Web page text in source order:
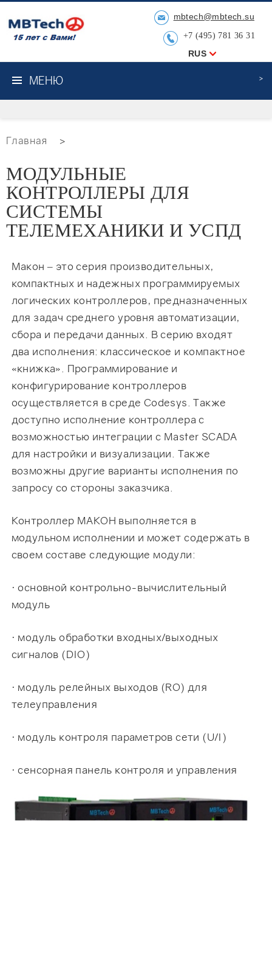
mbtech@mbtech.su
+7 (495) 781 36 31
RUS
МЕНЮ
Главная >
МОДУЛЬНЫЕ
КОНТРОЛЛЕРЫ ДЛЯ
СИСТЕМЫ
ТЕЛЕМЕХАНИКИ И УСПД
Макон – это серия производительных,
компактных и надежных программируемых
логических контроллеров, предназначенных
для задач среднего уровня автоматизации,
сбора и передачи данных. В серию входят
два исполнения: классическое и компактное
«книжка». Программирование и
конфигурирование контроллеров
осуществляется в среде Codesys. Также
доступно исполнение контроллера с
возможностью интеграции с Master SCADA
для настройки и визуализации. Также
возможны другие варианты исполнения по
запросу со стороны заказчика.
Контроллер МАКОН выполняется в
модульном исполнении и может содержать в
своем составе следующие модули:
· основной контрольно-вычислительный
модуль
· модуль обработки входных/выходных
сигналов (DIO)
· модуль релейных выходов (RO) для
телеуправления
· модуль контроля параметров сети (U/I)
· сенсорная панель контроля и управления